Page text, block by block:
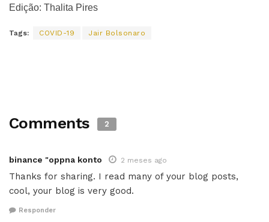
Edição: Thalita Pires
Tags: COVID-19 Jair Bolsonaro
Comments 2
binance "oppna konto 2 meses ago
Thanks for sharing. I read many of your blog posts,
cool, your blog is very good.
Responder